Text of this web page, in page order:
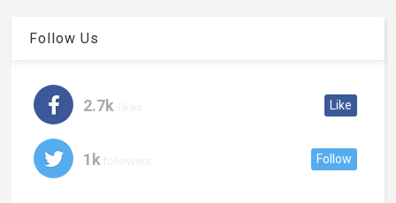
Follow Us
2.7k Like
1k Follow